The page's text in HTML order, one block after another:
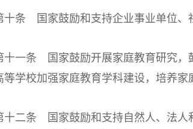
国家鼓励和支持企业事业单位、社
条 国家鼓励开展家庭教育研究，鼓
等学校加强家庭教育学科建设，培养家
条 国家鼓励和支持自然人、法人和